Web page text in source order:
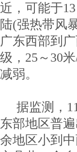
近，可能于
陆(强热带风
广东西部到
级，25～30
减弱。
据监测，
东部地区普
余地区小到